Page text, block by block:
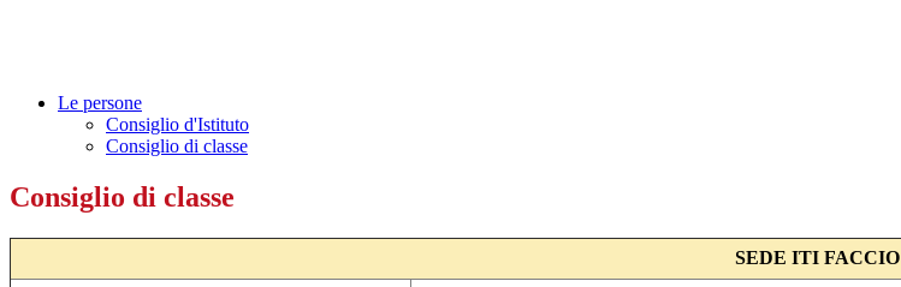
Le persone
Consiglio d'Istituto
Consiglio di classe
Consiglio di classe
SEDE ITI FACCIO